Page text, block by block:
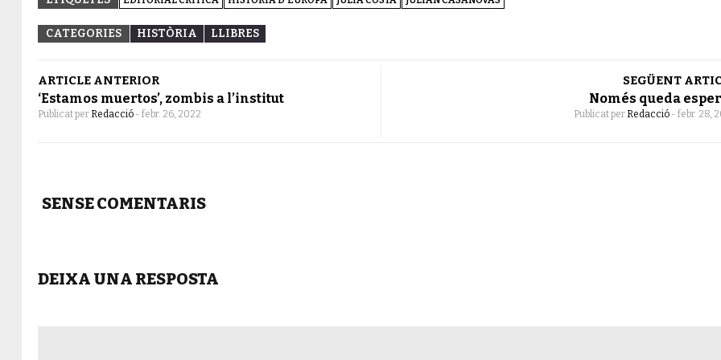
CATEGORIES HISTÒRIA LLIBRES
ARTICLE ANTERIOR
‘Estamos muertos’, zombis a l’institut
Publicat per Redacció - febr. 26, 2022
SEGÜENT
Només queda
Publicat per Redacció - febr. 28,
SENSE COMENTARIS
DEIXA UNA RESPOSTA